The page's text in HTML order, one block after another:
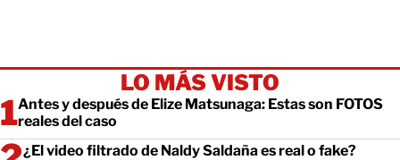
LO MÁS VISTO
Antes y después de Elize Matsunaga: Estas son FOTOS
reales del caso
¿El video filtrado de Naldy Saldaña es real o fake?